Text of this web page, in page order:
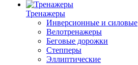
Тренажеры
Инверсионные и силовые
Велотренажеры
Беговые дорожки
Степперы
Эллиптические